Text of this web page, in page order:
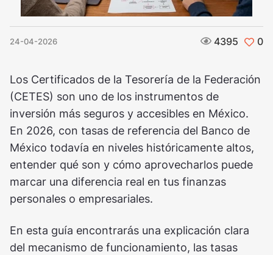
24-04-2026 4395 0
Los Certificados de la Tesorería de la Federación
(CETES) son uno de los instrumentos de
inversión más seguros y accesibles en México.
En 2026, con tasas de referencia del Banco de
México todavía en niveles históricamente altos,
entender qué son y cómo aprovecharlos puede
marcar una diferencia real en tus finanzas
personales o empresariales.
En esta guía encontrarás una explicación clara
del mecanismo de funcionamiento, las tasas